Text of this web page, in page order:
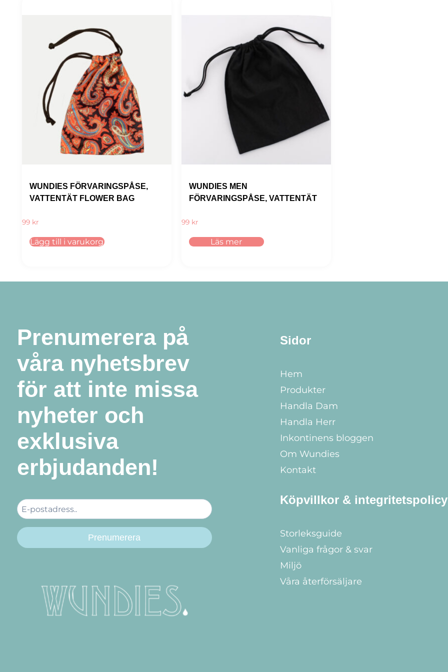
WUNDIES FÖRVARINGSPÅSE,
VATTENTÄT FLOWER BAG
99 kr
Lägg till i varukorg
WUNDIES MEN
FÖRVARINGSPÅSE, VATTENTÄT
99 kr
Läs mer
Prenumerera på
våra nyhetsbrev
för att inte missa
nyheter och
exklusiva
erbjudanden!
Prenumerera
Sidor
Hem
Produkter
Handla Dam
Handla Herr
Inkontinens bloggen
Om Wundies
Kontakt
Köpvillkor & integritetspolicy
Storleksguide
Vanliga frågor & svar
Miljö
Våra återförsäljare